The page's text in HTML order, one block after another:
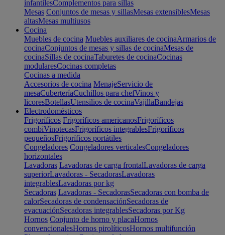
infantilesComplementos para sillas
Mesas Conjuntos de mesas y sillasMesas extensiblesMesas
altasMesas multiusos
Cocina
Muebles de cocina Muebles auxiliares de cocinaArmarios de
cocinaConjuntos de mesas y sillas de cocinaMesas de
cocinaSillas de cocinaTaburetes de cocinaCocinas
modularesCocinas completas
Cocinas a medida
Accesorios de cocina MenajeServicio de
mesaCuberteríaCuchillos para chefVinos y
licoresBotellasUtensilios de cocinaVajillaBandejas
Electrodomésticos
Frigoríficos Frigoríficos americanosFrigoríficos
combiVinotecasFrigoríficos integrablesFrigoríficos
pequeñosFrigoríficos portátiles
Congeladores Congeladores verticalesCongeladores
horizontales
Lavadoras Lavadoras de carga frontalLavadoras de carga
superiorLavadoras - SecadorasLavadoras
integrablesLavadoras por kg
Secadoras Lavadoras - SecadorasSecadoras con bomba de
calorSecadoras de condensaciónSecadoras de
evacuaciónSecadoras integrablesSecadoras por Kg
Hornos Conjunto de horno y placaHornos
convencionalesHornos pirolíticosHornos multifunción